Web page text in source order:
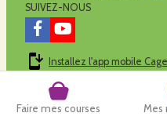
Faire mes courses Mes
SUIVEZ-NOUS
Installez l'app mobile
Cagette.net est réalisé par la